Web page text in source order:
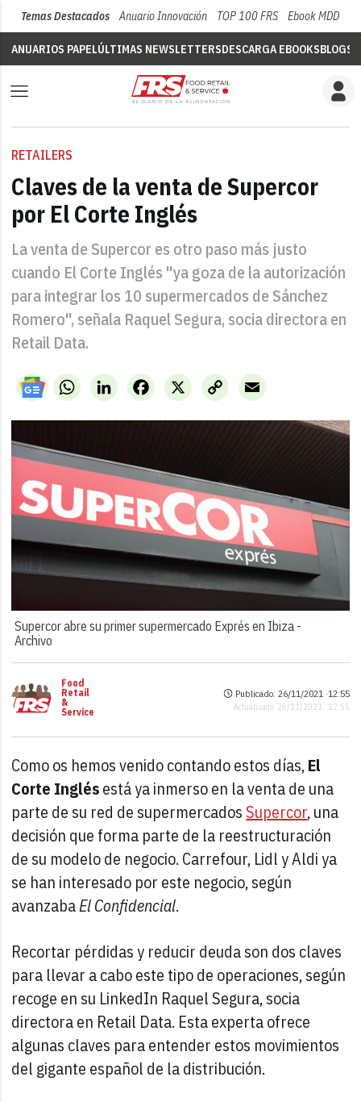
Temas Destacados Anuario Innovación TOP 100 FRS Ebook MDD
ANUARIOS PAPELÚLTIMAS NEWSLETTERSDESCARGA EBOOKSBLOGS
RETAILERS
Claves de la venta de Supercor
por El Corte Inglés
La venta de Supercor es otro paso más justo
cuando El Corte Inglés "ya goza de la autorización
para integrar los 10 supermercados de Sánchez
Romero", señala Raquel Segura, socia directora en
Retail Data.
WhatsAppLinkedIn X
Facebook
Copy
Link
Email
Supercor abre su primer supermercado Exprés en Ibiza -
Archivo
Food
Retail
&
Service
Publicado: 26/11/2021 ·12:55
Actualizado: 26/11/2021 · 12:55
Como os hemos venido contando estos días,El
Corte Inglésestá ya inmerso en la venta de una
parte de su red de supermercadosSupercor, una
decisión que forma parte de la reestructuración
de su modelo de negocio. Carrefour, Lidl y Aldi ya
se han interesado por este negocio, según
avanzabaEl Confidencial.
Recortar pérdidas y reducir deuda son dos claves
para llevar a cabo este tipo de operaciones, según
recoge en su LinkedIn Raquel Segura, socia
directora en Retail Data. Esta experta ofrece
algunas claves para entender estos movimientos
del gigante español de la distribución.